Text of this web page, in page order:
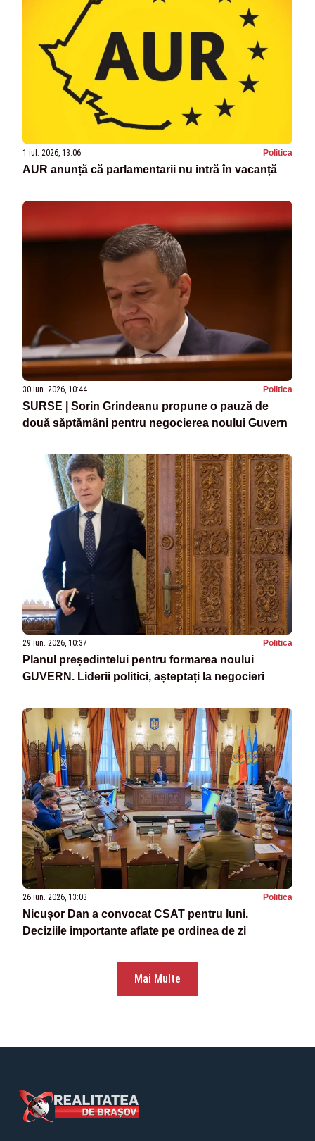
1 iul. 2026, 13:06 Politica
AUR anunță că parlamentarii nu intră în vacanță
30 iun. 2026, 10:44 Politica
SURSE | Sorin Grindeanu propune o pauză de
două săptămâni pentru negocierea noului Guvern
29 iun. 2026, 10:37 Politica
Planul președintelui pentru formarea noului
GUVERN. Liderii politici, așteptați la negocieri
26 iun. 2026, 13:03 Politica
Nicușor Dan a convocat CSAT pentru luni.
Deciziile importante aflate pe ordinea de zi
Mai Multe